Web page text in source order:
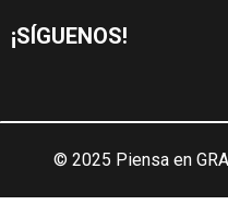
¡SÍGUENOS!
© 2025 Piensa en